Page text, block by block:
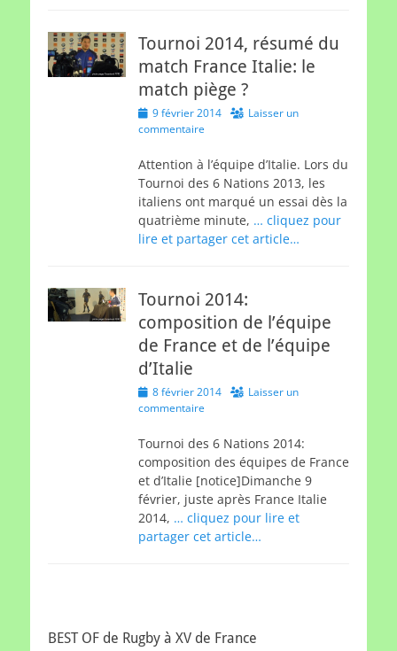
Tournoi 2014, résumé du
match France Italie: le
match piège ?
Posted
on
9 février 2014
Laisser un
commentaire
Attention à l’équipe d’Italie. Lors du
Tournoi des 6 Nations 2013, les
italiens ont marqué un essai dès la
quatrième minute, … cliquez pour
lire et partager cet article…
Tournoi 2014:
composition de l’équipe
de France et de l’équipe
d’Italie
Posted
on
8 février 2014
Laisser un
commentaire
Tournoi des 6 Nations 2014:
composition des équipes de France
et d’Italie [notice]Dimanche 9
février, juste après France Italie
2014, … cliquez pour lire et
partager cet article…
BEST OF de Rugby à XV de France